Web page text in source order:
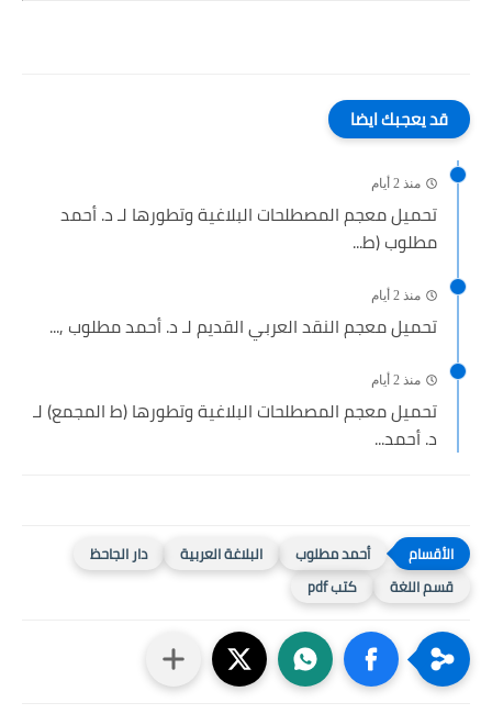
قد يعجبك ايضا
منذ 2 أيام
تحميل معجم المصطلحات البلاغية وتطورها لـ د. أحمد
مطلوب (ط...
منذ 2 أيام
تحميل معجم النقد العربي القديم لـ د. أحمد مطلوب ,...
منذ 2 أيام
تحميل معجم المصطلحات البلاغية وتطورها (ط المجمع) لـ
د. أحمد...
أحمد مطلوب البلاغة العربية
دار الجاحظ
قسم اللغة
كتب pdf